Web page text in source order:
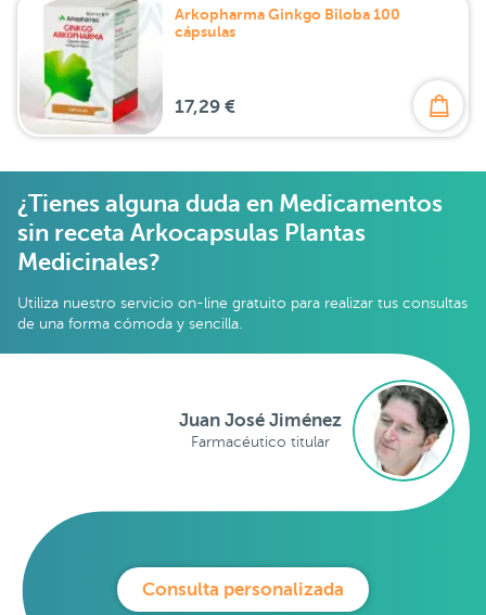
Arkopharma Ginkgo Biloba 100
cápsulas
17,29 €
¿Tienes alguna duda en Medicamentos
sin receta Arkocapsulas Plantas
Medicinales?
Utiliza nuestro servicio on-line gratuito para realizar tus consultas
de una forma cómoda y sencilla.
Consulta personalizada
Juan José Jiménez
Farmacéutico titular